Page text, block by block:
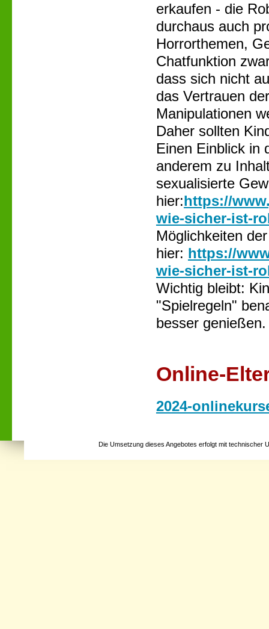
erkaufen - die
durchaus auch
Horrorthemen,
Chatfunktion
dass sich nicht
das Vertrauen
Manipulationen
Daher sollten
Einen Einblick in
anderem zu
sexualisierte
hier:https://
wie-sicher-ist-
Möglichkeiten
hier: https://
wie-sicher-ist-
Wichtig bleibt:
"Spielregeln"
besser genießen.
Online-
2024-
Die Umsetzung dieses Angebotes erfolgt mit technischer